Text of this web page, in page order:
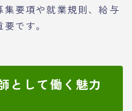
要項や就業規則、給与
です。
として働く魅力